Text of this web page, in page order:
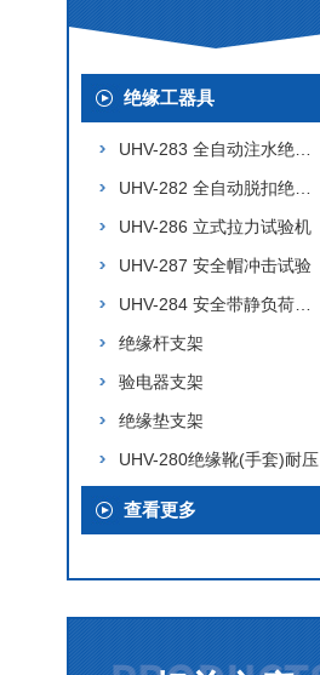
绝缘工器具
UHV-286 立式拉力试验机
UHV-287 安全帽冲击试验
绝缘杆支架
验电器支架
绝缘垫支架
UHV-280绝缘靴(手套)耐压
查看更多